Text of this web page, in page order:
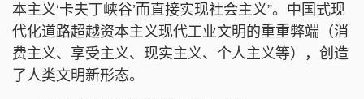
本主义‘卡夫丁峡谷’而直接实现社会主义”。中国式现
代化道路超越资本主义现代工业文明的重重弊端（消
费主义、享受主义、现实主义、个人主义等），创造
了人类文明新形态。